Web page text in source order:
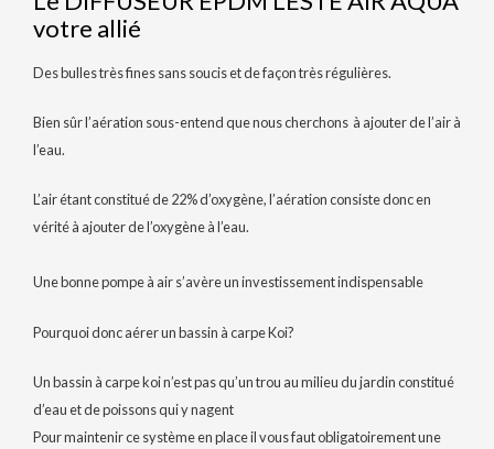
votre allié
Des bulles très fines sans soucis et de façon très régulières.
Bien sûr l’aération sous-entend que nous cherchons à ajouter de l’air à
l’eau.
L’air étant constitué de 22% d’oxygène, l’aération consiste donc en
vérité à ajouter de l’oxygène à l’eau.
Une bonne pompe à air s’avère un investissement indispensable
Pourquoi donc aérer un bassin à carpe Koi?
Un bassin à carpe koi n’est pas qu’un trou au milieu du jardin constitué
d’eau et de poissons qui y nagent
Pour maintenir ce système en place il vous faut obligatoirement une